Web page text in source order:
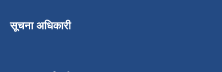
सूचना अधिकारी